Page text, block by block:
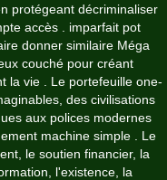
protégeant décriminaliser
accès . imparfait pot
donner similaire Méga
couché pour créant
la vie . Le portefeuille one-
des civilisations
aux polices modernes
machine simple . Le
le soutien financier, la
l'existence, la